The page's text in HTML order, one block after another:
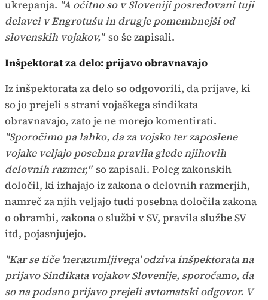
ukrepanja. "A očitno so v Sloveniji posredovani tuji
delavci v Engrotušu in drugje pomembnejši od
slovenskih vojakov," so še zapisali.
Inšpektorat za delo: prijavo obravnavajo
Iz inšpektorata za delo so odgovorili, da prijave, ki
so jo prejeli s strani vojaškega sindikata
obravnavajo, zato je ne morejo komentirati.
"Sporočimo pa lahko, da za vojsko ter zaposlene
vojake veljajo posebna pravila glede njihovih
delovnih razmer," so zapisali. Poleg zakonskih
določil, ki izhajajo iz zakona o delovnih razmerjih,
namreč za njih veljajo tudi posebna določila zakona
o obrambi, zakona o službi v SV, pravila službe SV
itd, pojasnjujejo.
"Kar se tiče 'nerazumljivega' odziva inšpektorata na
prijavo Sindikata vojakov Slovenije, sporočamo, da
so na podano prijavo prejeli avtomatski odgovor. V